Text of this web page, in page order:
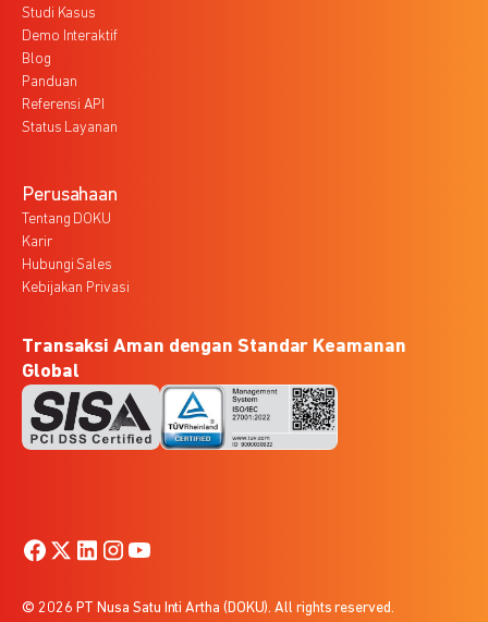
Studi Kasus
Demo Interaktif
Blog
Panduan
Referensi API
Status Layanan
Perusahaan
Tentang DOKU
Karir
Hubungi Sales
Kebijakan Privasi
Transaksi Aman dengan Standar Keamanan
Global
© 2026 PT Nusa Satu Inti Artha (DOKU). All rights reserved.